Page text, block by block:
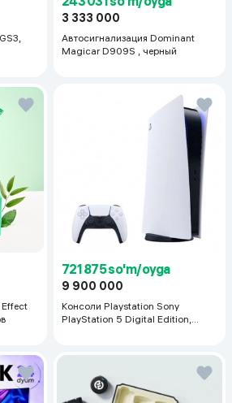
3 333 000
Автосигнализация Dominant
Magicar D909S , черный
721 875 so'm/oyga
9 900 000
Консоли Playstation Sony
PlayStation 5 Digital Edition,